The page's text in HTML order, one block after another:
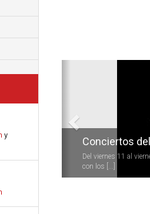
y
Conciertos
Del viernes 11 al
con los [...]